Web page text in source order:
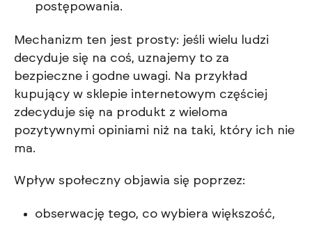
postępowania.
Mechanizm ten jest prosty: jeśli wielu ludzi
decyduje się na coś, uznajemy to za
bezpieczne i godne uwagi. Na przykład
kupujący w sklepie internetowym częściej
zdecyduje się na produkt z wieloma
pozytywnymi opiniami niż na taki, który ich nie
ma.
Wpływ społeczny objawia się poprzez:
obserwację tego, co wybiera większość,